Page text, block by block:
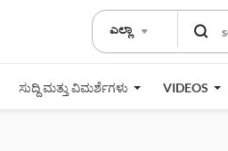
ಎಲ್ಲಾ
ಸುದ್ದಿ ಮತ್ತು ವಿಮರ್ಶೆಗಳು VIDEOS